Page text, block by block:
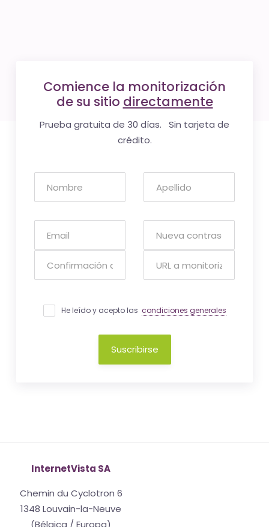
Comience la monitorización
de su sitio directamente
Prueba gratuita de 30 días. Sin tarjeta de
crédito.
He leído y acepto las condiciones generales
Suscribirse
InternetVista SA
Chemin du Cyclotron 6
1348 Louvain-la-Neuve
(Bélgica / Europa)